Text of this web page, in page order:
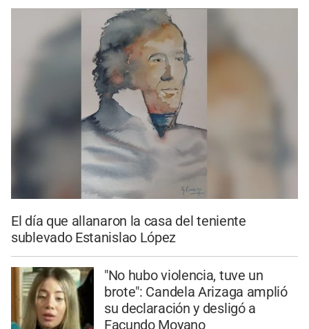
El día que allanaron la casa del teniente
sublevado Estanislao López
"No hubo violencia, tuve un
brote": Candela Arizaga amplió
su declaración y desligó a
Facundo Moyano